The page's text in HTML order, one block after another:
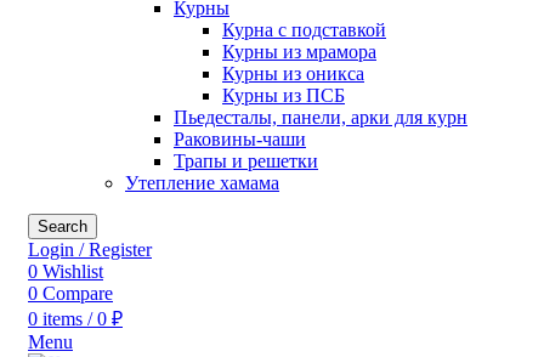
Курны
Курна с подставкой
Курны из мрамора
Курны из оникса
Курны из ПСБ
Пьедесталы, панели, арки для курн
Раковины-чаши
Трапы и решетки
Утепление хамама
Search
Login / Register
0 Wishlist
0 Compare
0 items / 0 ₽
Menu